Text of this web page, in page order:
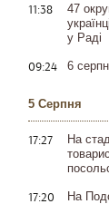
11:38
47
у Раді
09:24 6
5 Серпня
17:27
На
17:20
На